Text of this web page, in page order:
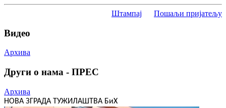
Штампај Пошаљи пријатељу
Видео
Архива
Други о нама - ПРЕС
Архива
НОВА ЗГРАДА ТУЖИЛАШТВА БиХ